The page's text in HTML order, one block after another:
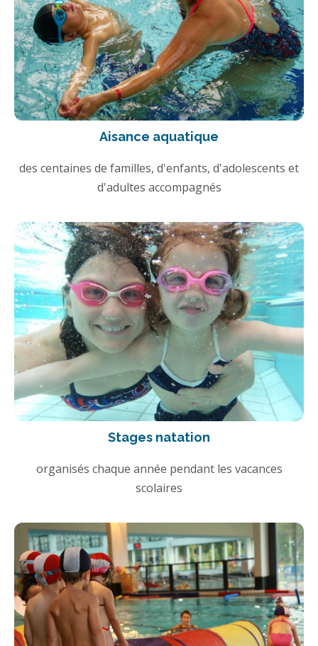
Aisance aquatique
des centaines de familles, d'enfants, d'adolescents et
d'adultes accompagnés
Stages natation
organisés chaque année pendant les vacances
scolaires